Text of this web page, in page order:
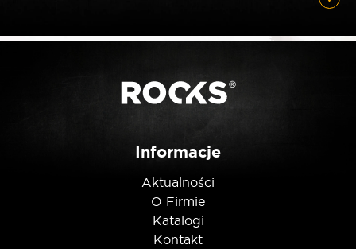
Informacje
Aktualności
O Firmie
Katalogi
Kontakt